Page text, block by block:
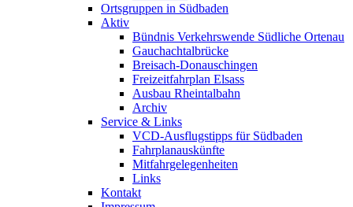
Ortsgruppen in Südbaden
Aktiv
Bündnis Verkehrswende Südliche Ortenau
Gauchachtalbrücke
Breisach-Donauschingen
Freizeitfahrplan Elsass
Ausbau Rheintalbahn
Archiv
Service & Links
VCD-Ausflugstipps für Südbaden
Fahrplanauskünfte
Mitfahrgelegenheiten
Links
Kontakt